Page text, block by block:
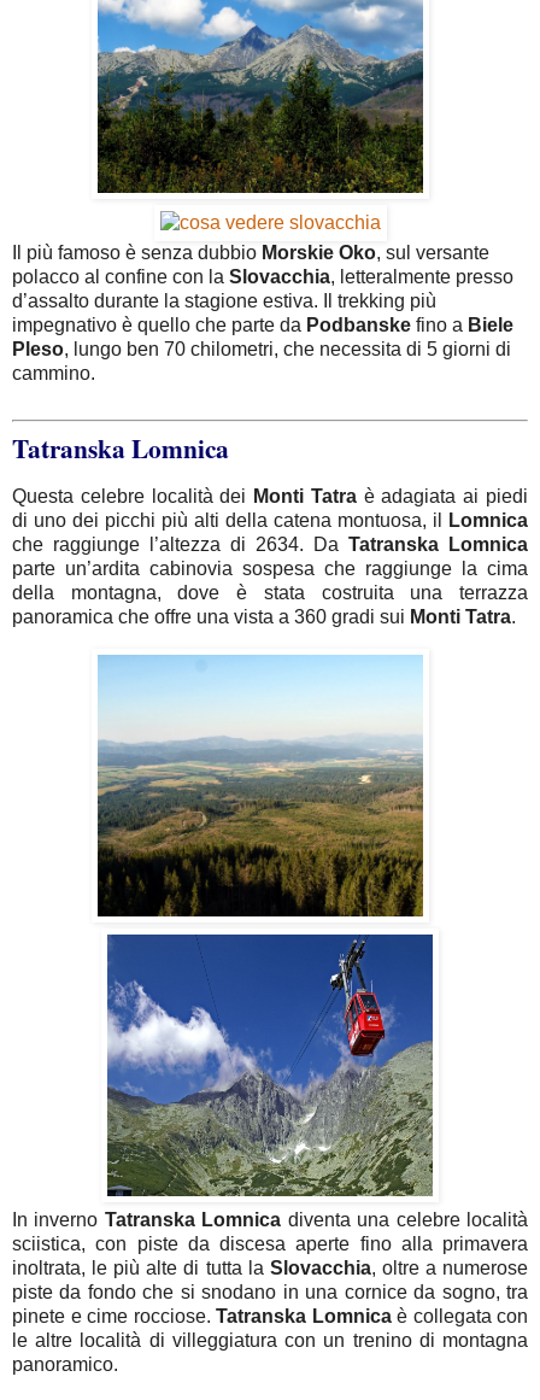
Il più famoso è senza dubbio Morskie Oko, sul versante
polacco al confine con la Slovacchia, letteralmente presso
d’assalto durante la stagione estiva. Il trekking più
impegnativo è quello che parte da Podbanske fino a Biele
Pleso, lungo ben 70 chilometri, che necessita di 5 giorni di
cammino.
Tatranska Lomnica
Questa celebre località dei Monti Tatraè adagiata ai piedi
di uno dei picchi più alti della catena montuosa, il
Lomnica
che raggiunge l’altezza di 2634. Da Tatranska
Lomnica
parte un’ardita cabinovia sospesa che raggiunge la cima
della montagna, dove è stata costruita una terrazza
panoramica che offre una vista a 360 gradi sui Monti Tatra.
In inverno Tatranska Lomnica diventa una celebre località
sciistica, con piste da discesa aperte fino alla primavera
inoltrata, le più alte di tutta la Slovacchia, oltre a numerose
piste da fondo che si snodano in una cornice da sogno, tra
pinete e cime rocciose. Tatranska Lomnicaè collegata con
le altre località di villeggiatura con un trenino di montagna
panoramico.